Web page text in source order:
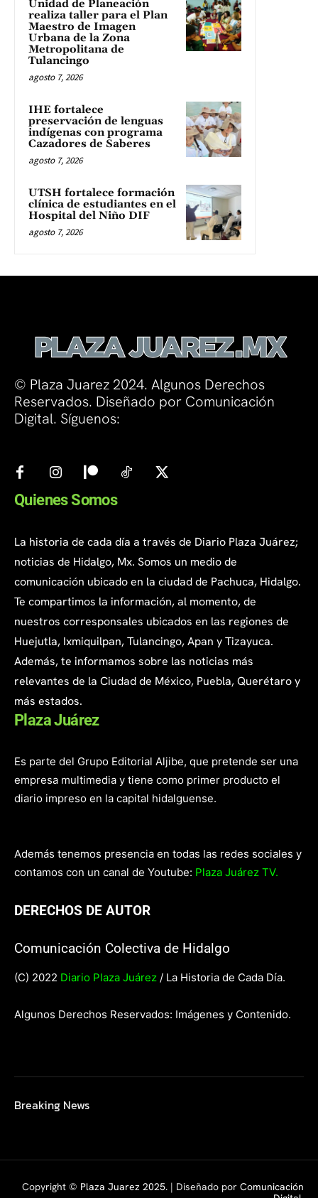
Unidad de Planeación
realiza taller para el Plan
Maestro de Imagen
Urbana de la Zona
Metropolitana de
Tulancingo
agosto 7, 2026
IHE fortalece
preservación de lenguas
indígenas con programa
Cazadores de Saberes
agosto 7, 2026
UTSH fortalece formación
clínica de estudiantes en el
Hospital del Niño DIF
agosto 7, 2026
© Plaza Juarez 2024. Algunos Derechos
Reservados. Diseñado por Comunicación
Digital. Síguenos:
Quienes Somos
La historia de cada día a través de Diario Plaza Juárez;
noticias de Hidalgo, Mx. Somos un medio de
comunicación ubicado en la ciudad de Pachuca, Hidalgo.
Te compartimos la información, al momento, de
nuestros corresponsales ubicados en las regiones de
Huejutla, Ixmiquilpan, Tulancingo, Apan y Tizayuca.
Además, te informamos sobre las noticias más
relevantes de la Ciudad de México, Puebla, Querétaro y
más estados.
Plaza Juárez
Es parte del Grupo Editorial Aljibe, que pretende ser una
empresa multimedia y tiene como primer producto el
diario impreso en la capital hidalguense.
Además tenemos presencia en todas las redes sociales y
contamos con un canal de Youtube: Plaza Juárez TV.
DERECHOS DE AUTOR
Comunicación Colectiva de Hidalgo
(C) 2022 Diario Plaza Juárez / La Historia de Cada Día.
Algunos Derechos Reservados: Imágenes y Contenido.
Breaking News
Copyright © Plaza Juarez 2025. | Diseñado por Comunicación